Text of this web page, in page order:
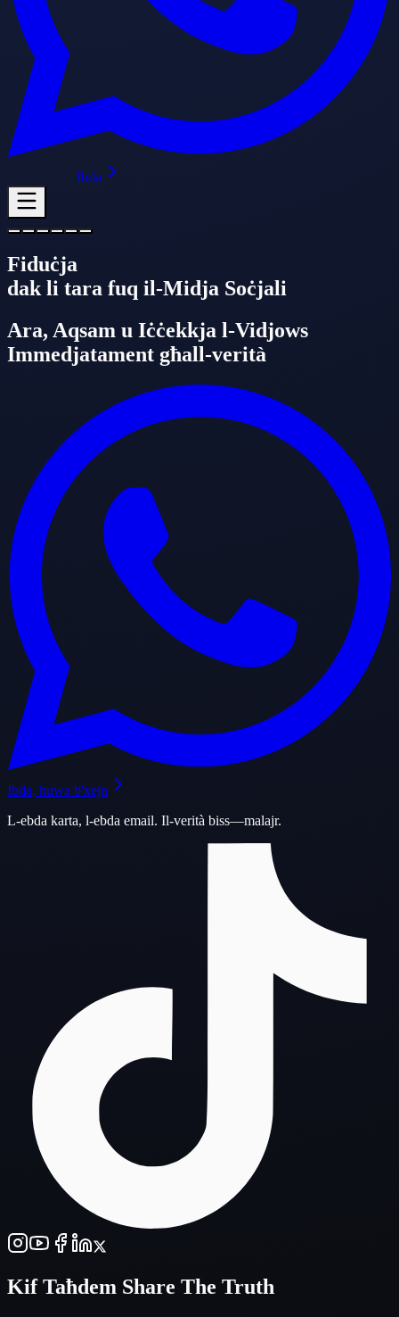
Ibda
Fiduċja
dak li tara fuq il-Midja Soċjali
Ara, Aqsam u Iċċekkja l-Vidjows
Immedjatament għall-verità
Ibda, huwa b'xejn
L-ebda karta, l-ebda email. Il-verità biss—malajr.
Kif Taħdem Share The Truth